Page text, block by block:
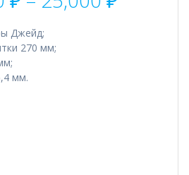
Джейд;
270 мм;
мм.